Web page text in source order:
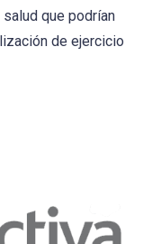
que podrían
de ejercicio